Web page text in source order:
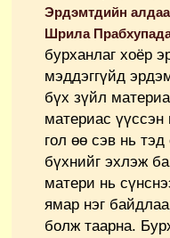
Эрдэмтдийн алдаа
Шрила
бурханлаг хоёр
мэддэггүйд
бүх зүйл
материас үүссэн
гол өө сэв нь
бүхнийг эхлэж
матери нь
ямар нэг
болж таарна.